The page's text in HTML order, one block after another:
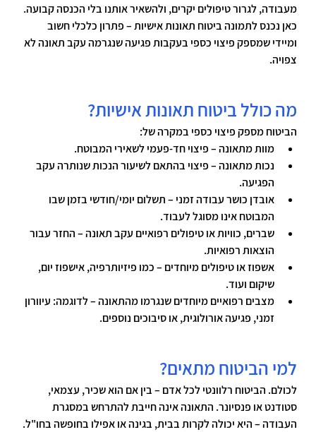
מעבודה, לגרור טיפולים יקרים, ולהשאיר אותנו בלי הכנסה קבועה.
כאן נכנס לתמונה ביטוח תאונות אישיות – פתרון כלכלי חשוב
ומיידי שמספק פיצוי כספי בעקבות פגיעה שנגרמה עקב תאונה לא
צפויה.
מה כולל ביטוח תאונות אישיות?
הביטוח מספק פיצוי כספי במקרה של:
מוות מתאונה – פיצוי חד-פעמי לשאירי המבוטח.
נכות מתאונה – פיצוי בהתאם לשיעור הנכות שנותרה עקב
הפגיעה.
אובדן כושר עבודה זמני – תשלום יומי/חודשי בזמן שבו
המבוטח אינו מסוגל לעבוד.
שברים, כוויות או טיפולים רפואיים עקב תאונה – החזר עבור
הוצאות רפואיות.
אשפוז או טיפולים מיוחדים – כמו פיזיותרפיה, אישפוז יום,
שיקום ועוד.
מצבים רפואיים מיוחדים שנגרמו מהתאונה – לדוגמה: עיוורון
זמני, פגיעה אורולוגית, או סיבוכים נוספים.
למי הביטוח מתאים?
לכולם. הביטוח רלוונטי לכל אדם – בין אם הוא שכיר, עצמאי,
סטודנט או פנסיונר. התאונה אינה חייבת להתרחש במסגרת
העבודה – היא יכולה לקרות בבית, בגינה או אפילו בחופשה בחו"ל.